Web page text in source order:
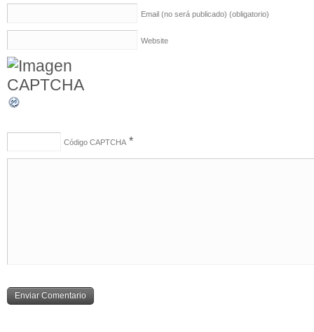
Email (no será publicado) (obligatorio)
Website
Código CAPTCHA *